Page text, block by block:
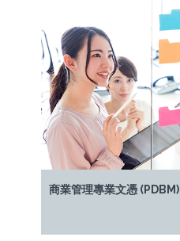
商業管理專業文憑 (PDBM)